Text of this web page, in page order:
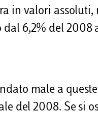
in valori
6,2% del 2008
male a
del 2008. Se si